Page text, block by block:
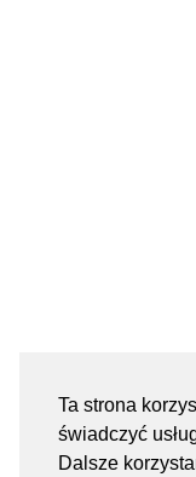
Ta strona
świadczyć
Dalsze